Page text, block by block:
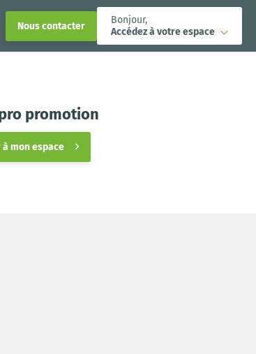
Nous contacter
Bonjour,
Accédez à votre espace
promotion
à mon espace